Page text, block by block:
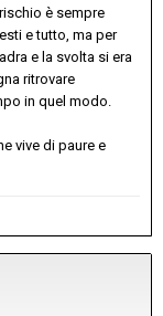
è sempre
e tutto, ma per
e la svolta si era
ritrovare
in quel modo.
vive di paure e